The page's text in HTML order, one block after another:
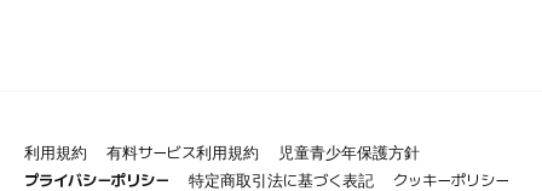
利用規約 有料サービス利用規約
児童青少年保護方針
プライバシーポリシー
特定商取引法に基づく表記
クッキーポリシー